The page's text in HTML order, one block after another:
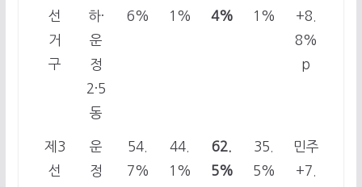
선
거
구
하·
운
정
2·5
동
6%
1%
4%
1%
+8.
8%
p
제3
선
운
정
54.
7%
44.
1%
62.
5%
35.
5%
민주
+7.